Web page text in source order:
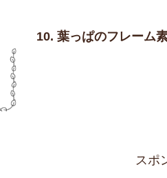
10. 葉っぱのフレーム
スポ